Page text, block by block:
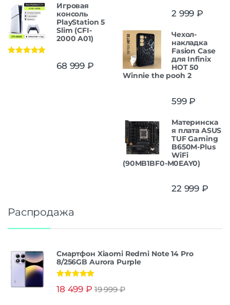
Игровая
консоль
PlayStation 5
Slim (CFI-
2000 A01)
68 999 ₽
2 999 ₽
Чехол-
накладка
Fasion Case
для Infinix
HOT 50
Winnie the pooh 2
599₽
Материнска
я плата ASUS
TUF Gaming
B650M-Plus
WiFi
(90MB1BF0-M0EAY0)
22 999 ₽
Распродажа
Смартфон Xiaomi Redmi Note 14 Pro
8/256GB Aurora Purple
из 5
18 499 ₽ 19 999₽